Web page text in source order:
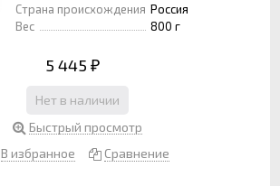
Страна происхождения Россия
Вес
800 г
5 445 ₽
Нет в наличии
Быстрый просмотр
В избранное
Сравнение